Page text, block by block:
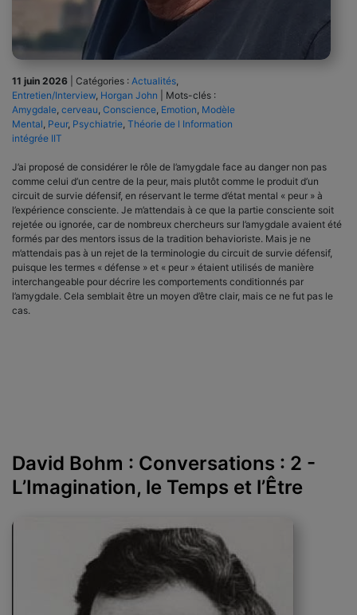
11 juin 2026 Catégories : Actualités
Entretien/Interview Horgan John
Mots-clés :
Amygdale cerveau Conscience Emotion Modèle
Mental Peur, Psychiatrie Théorie de l Information
intégrée IIT
J’ai proposé de considérer le rôle de l’amygdale face au danger non pas
comme celui d’un centre de la peur, mais plutôt comme le produit d’un
circuit de survie défensif, en réservant le terme d’état mental « peur » à
l’expérience consciente. Je m’attendais à ce que la partie consciente soit
rejetée ou ignorée, car de nombreux chercheurs sur l’amygdale avaient été
formés par des mentors issus de la tradition behavioriste. Mais je ne
m’attendais pas à un rejet de la terminologie du circuit de survie défensif,
puisque les termes « défense » et « peur » étaient utilisés de manière
interchangeable pour décrire les comportements conditionnés par
l’amygdale. Cela semblait être un moyen d’être clair, mais ce ne fut pas le
cas.
David Bohm : Conversations : 2 -
L’Imagination, le Temps et l’Être